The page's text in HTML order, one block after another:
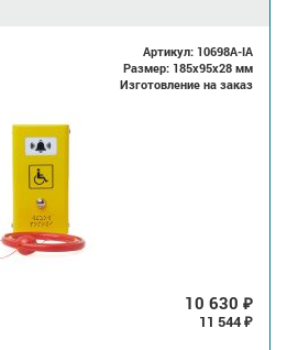
Артикул: 10698A-IA
Размер: 185x95x28 мм
Изготовление на заказ
10 630 ₽
11 544 ₽